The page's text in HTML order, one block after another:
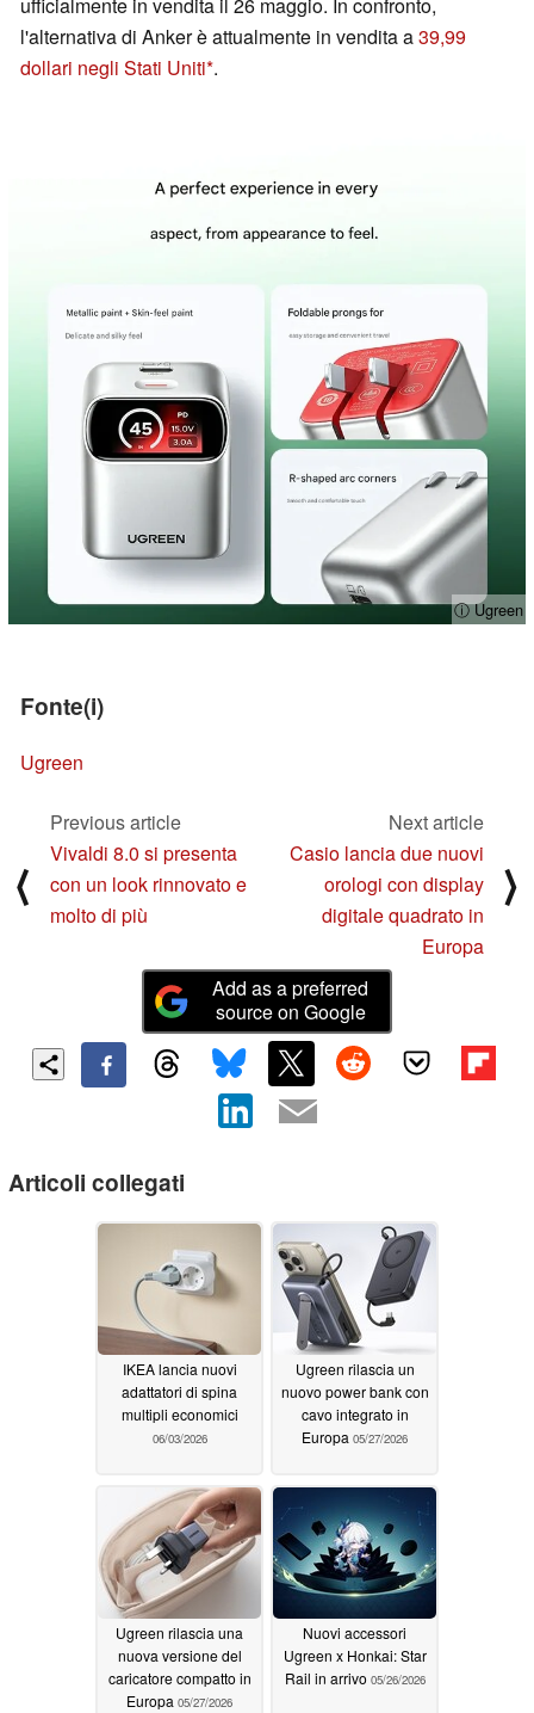
l'alternativa di Anker è attualmente in vendita a39,99
dollari negli Stati Uniti .
ⓘ Ugreen
Fonte(i)
Ugreen
⟨
Previous article
Vivaldi 8.0 si presenta
con un look rinnovato e
molto di più
Next article
Casio lancia due nuovi
orologi con display
digitale quadrato in
Europa
⟩
Add as a preferred
source on Google
Articoli collegati
IKEA lancia nuovi
adattatori di spina
multipli economici
06/03/2026
Ugreen rilascia un
nuovo power bank con
cavo integrato in
Europa 05/27/2026
Ugreen rilascia una
nuova versione del
caricatore compatto in
Europa 05/27/2026
Nuovi accessori
Ugreen x Honkai: Star
Rail in arrivo 05/26/2026